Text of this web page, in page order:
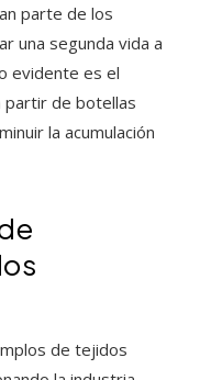
parte de los
una segunda vida a
evidente es el
partir de botellas
la acumulación
de tejidos